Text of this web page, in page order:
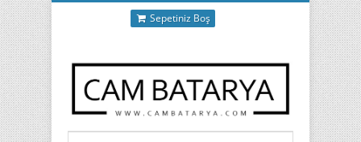
Sepetiniz Boş